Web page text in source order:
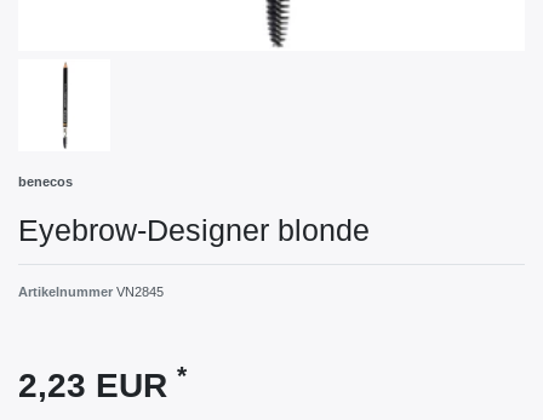
benecos
Eyebrow-Designer blonde
Artikelnummer VN2845
2,23 EUR *